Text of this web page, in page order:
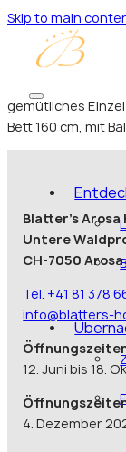
Skip to main
gemütliches
Bett 160 cm, mit
Blatter’s
Untere
CH-7050 Arosa
Tel. +41 81 378
info@blatters-
12. Juni bis 18.
4. Dezember